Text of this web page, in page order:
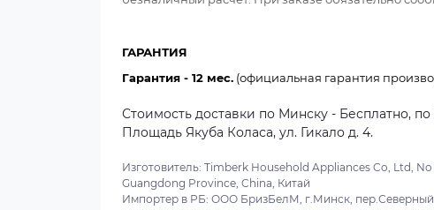
ГАРАНТИЯ
Гарантия - 12 мес. (официальная гарантия
Стоимость доставки по Минску - Бесплатно,
Площадь Якуба Коласа, ул. Гикало д. 4.
Изготовитель: Timberk Household Appliances Co, Ltd,
Guangdong Province, China, Китай
Импортер в РБ: ООО БризБелМ, г.Минск, пер.Северный,